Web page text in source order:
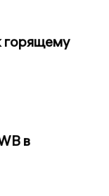
горящему
в